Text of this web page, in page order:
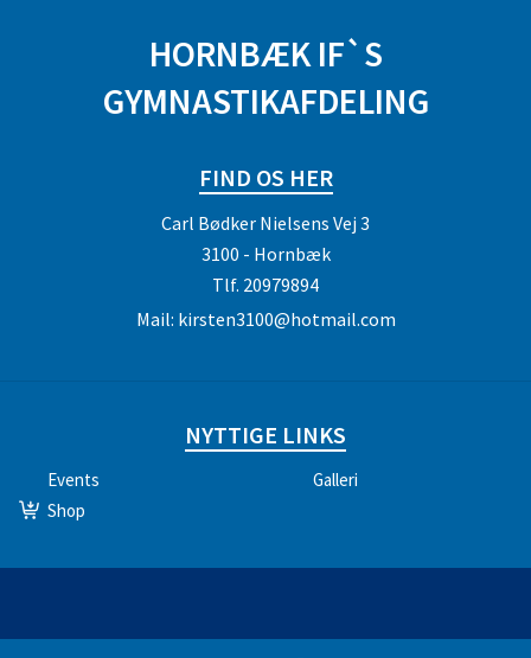
HORNBÆK IF`S
GYMNASTIKAFDELING
FIND OS HER
Carl Bødker Nielsens Vej 3
3100 - Hornbæk
Tlf. 20979894
Mail: kirsten3100@hotmail.com
NYTTIGE LINKS
Events
Galleri
Shop